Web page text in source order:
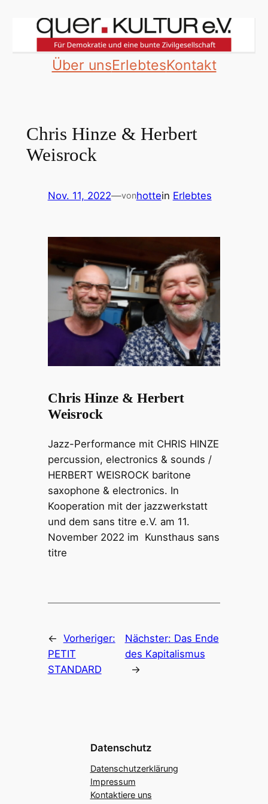
Über unsErlebtesKontakt
Chris Hinze & Herbert
Weisrock
Nov. 11, 2022—vonhottein Erlebtes
Chris Hinze & Herbert
Weisrock
Jazz-Performance mit CHRIS HINZE
percussion, electronics & sounds /
HERBERT WEISROCK baritone
saxophone & electronics. In
Kooperation mit der jazzwerkstatt
und dem sans titre e.V. am 11.
November 2022 im Kunsthaus sans
titre
← Vorheriger:
PETIT
STANDARD
Nächster: Das Ende
des Kapitalismus
→
Datenschutz
Datenschutzerklärung
Impressum
Kontaktiere uns